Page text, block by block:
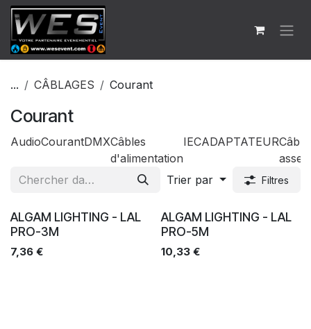
Se rendre au contenu
... CÂBLAGES Courant
Courant
AudioCourantDMXCâbles
d'alimentation
IECADAPTATEUR
Trier par
Filtres
Ventes
ALGAM LIGHTING - LAL
PRO-3M
7,36 €
Ventes
ALGAM LIGHTING - LAL
PRO-5M
10,33€